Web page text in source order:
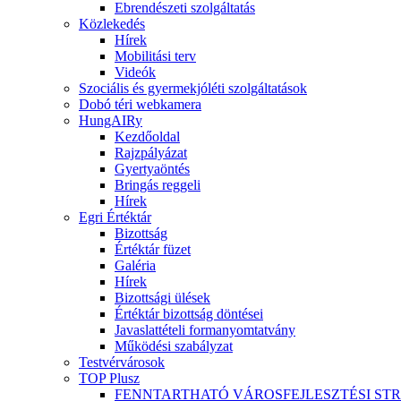
Ebrendészeti szolgáltatás
Közlekedés
Hírek
Mobilitási terv
Videók
Szociális és gyermekjóléti szolgáltatások
Dobó téri webkamera
HungAIRy
Kezdőoldal
Rajzpályázat
Gyertyaöntés
Bringás reggeli
Hírek
Egri Értéktár
Bizottság
Értéktár füzet
Galéria
Hírek
Bizottsági ülések
Értéktár bizottság döntései
Javaslattételi formanyomtatvány
Működési szabályzat
Testvérvárosok
TOP Plusz
FENNTARTHATÓ VÁROSFEJLESZTÉSI